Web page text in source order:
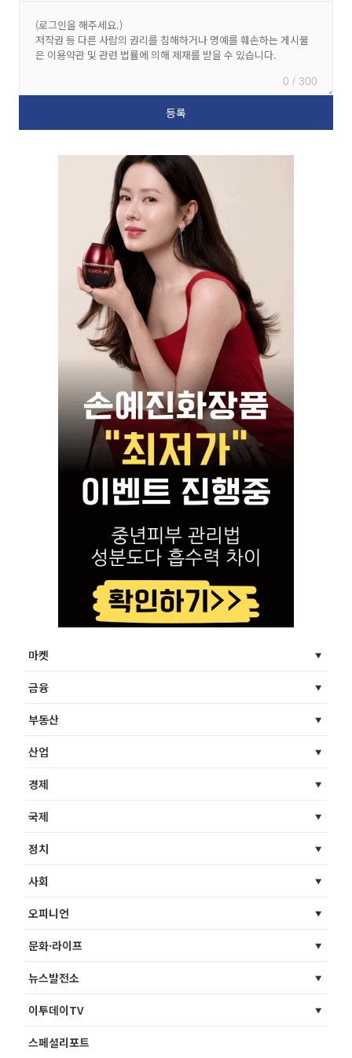
0 / 300
마켓
금융
부동산
산업
경제
국제
정치
사회
오피니언
문화·라이프
뉴스발전소
이투데이TV
스페셜리포트